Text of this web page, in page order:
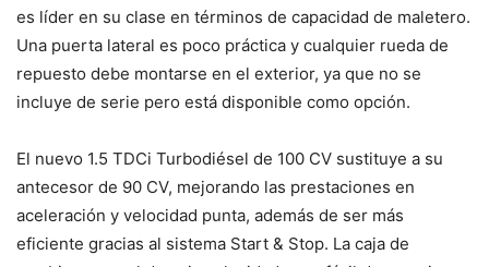
es líder en su clase en términos de capacidad de maletero.
Una puerta lateral es poco práctica y cualquier rueda de
repuesto debe montarse en el exterior, ya que no se
incluye de serie pero está disponible como opción.
El nuevo 1.5 TDCi Turbodiésel de 100 CV sustituye a su
antecesor de 90 CV, mejorando las prestaciones en
aceleración y velocidad punta, además de ser más
eficiente gracias al sistema Start & Stop. La caja de